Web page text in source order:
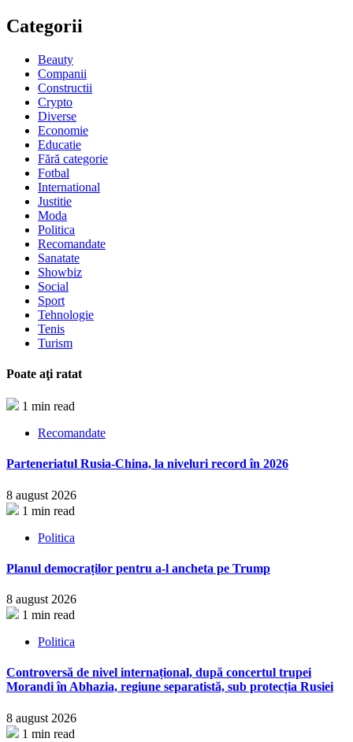
Categorii
Beauty
Companii
Constructii
Crypto
Diverse
Economie
Educatie
Fără categorie
Fotbal
International
Justitie
Moda
Politica
Recomandate
Sanatate
Showbiz
Social
Sport
Tehnologie
Tenis
Turism
Poate aţi ratat
1 min read
Recomandate
Parteneriatul Rusia-China, la niveluri record în 2026
8 august 2026
1 min read
Politica
Planul democraților pentru a-l ancheta pe Trump
8 august 2026
1 min read
Politica
Controversă de nivel internațional, după concertul trupei
Morandi în Abhazia, regiune separatistă, sub protecția Rusiei
8 august 2026
1 min read